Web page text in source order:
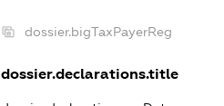
dossier.bigTaxPayerReg
dossier.declarations.title